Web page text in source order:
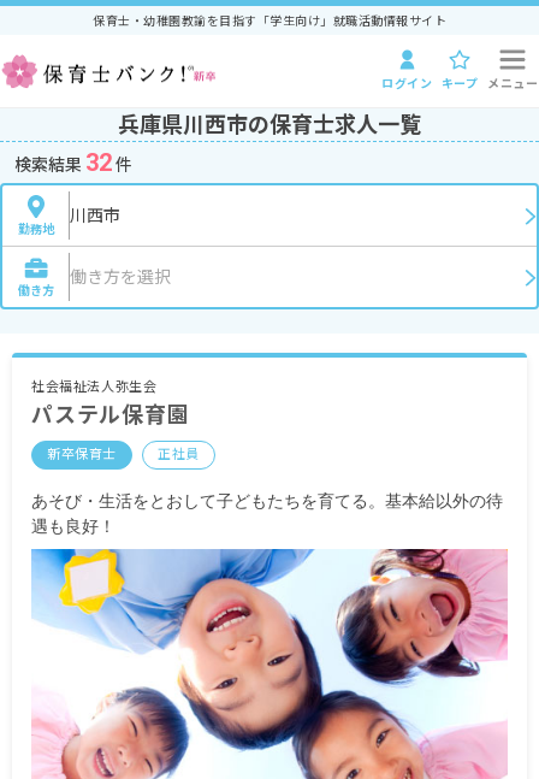
保育士・幼稚園教諭を目指す「学生向け」就職活動情報サイト
ログイン キープ メニュー
兵庫県川西市の保育士求人一覧
検索結果 32件
勤務地
川西市
働き方
働き方を選択
社会福祉法人弥生会
パステル保育園
新卒保育士 正社員
あそび・生活をとおして子どもたちを育てる。基本給以外の待
遇も良好！